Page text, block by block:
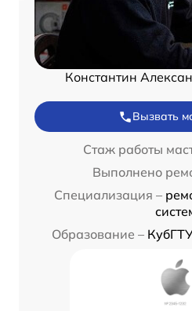
Константин
Вызвать
Стаж работы
Выполнено
Специализация –
Образование –